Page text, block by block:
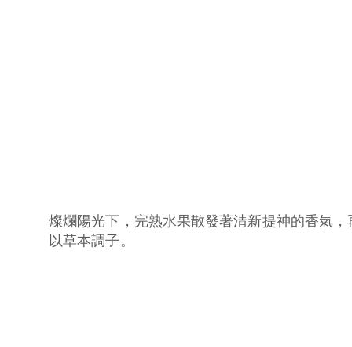
燦爛陽光下，完熟水果散發著清新提神的香氣，
以草本調子。